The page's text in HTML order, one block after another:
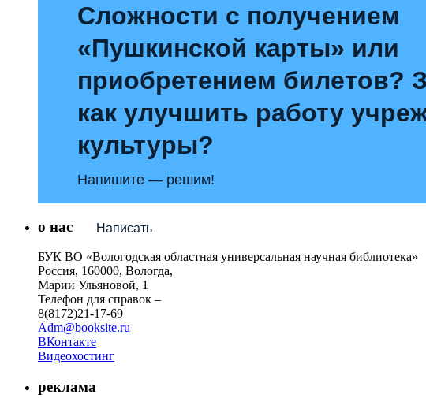
Сложности с получением
«Пушкинской карты» или
приобретением билетов?
как улучшить работу
культуры?
Напишите — решим!
Написать
о нас
БУК ВО «Вологодская областная универсальная научная библиотека»
Россия, 160000, Вологда,
Марии Ульяновой, 1
Телефон для справок –
8(8172)21-17-69
Adm@booksite.ru
ВКонтакте
Видеохостинг
реклама